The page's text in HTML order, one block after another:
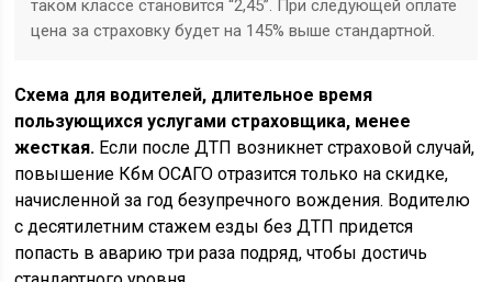
таком классе становится “2,45”. При следующей оплате
цена за страховку будет на 145% выше стандартной.
Схема для водителей, длительное время
пользующихся услугами страховщика, менее
жесткая. Если после ДТП возникнет страховой случай,
повышение Кбм ОСАГО отразится только на скидке,
начисленной за год безупречного вождения. Водителю
с десятилетним стажем езды без ДТП придется
попасть в аварию три раза подряд, чтобы достичь